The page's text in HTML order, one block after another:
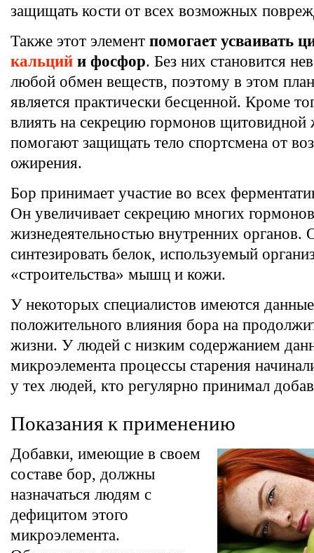
защищать кости от всех возможных
Также этот элемент помогает усваивать
кальций и фосфор. Без них становится
любой обмен веществ, поэтому в этом
является практически бесценной. Кроме
влиять на секрецию гормонов щитовидной
помогают защищать тело спортсмена от
ожирения.
Бор принимает участие во всех
Он увеличивает секрецию многих
жизнедеятельностью внутренних органов.
синтезировать белок, используемый
«строительства» мышц и кожи.
У некоторых специалистов имеются данные
положительного влияния бора на
жизни. У людей с низким содержанием
микроэлемента процессы старения
у тех людей, кто регулярно принимал
Показания к применению
Добавки, имеющие в своем
составе бор, должны
назначаться людям с
дефицитом этого
микроэлемента.